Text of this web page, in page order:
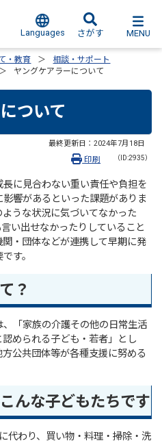
Languages さがす MENU
・教育
相談・サポート
ヤングケアラーについて
ついて
最終更新日： 2024年7月18日
（ID:2935）
印刷
に見合わない重い責任や負担を
響があるといった課題がありま
うな状況に気づいてなかった
い出せなかったりしていること
・団体などが連携して早期に発
す。
？
「家族の介護その他の日常生活
められる子ども・若者」とし
公共団体等が各種支援に努める
んな子どもたちです
代わり、買い物・料理・掃除・洗